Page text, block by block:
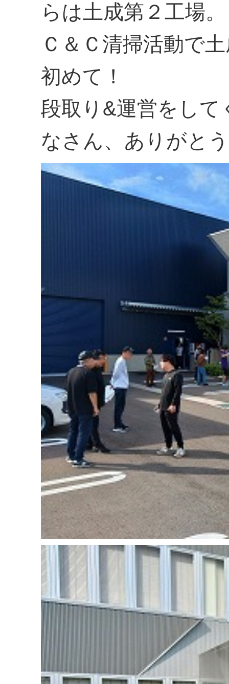
らは土成第２工場。
Ｃ＆Ｃ清掃活動で
初めて！
段取り&運営をし
なさん、ありがと